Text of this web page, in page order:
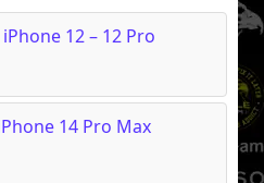
iPhone 12 – 12 Pro
14 Pro Max